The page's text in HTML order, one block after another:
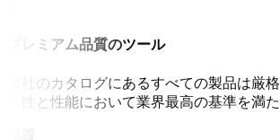
プレミアム品質のツール
当社のカタログにあるすべての製品は厳
久性と性能において業界最高の基準を満